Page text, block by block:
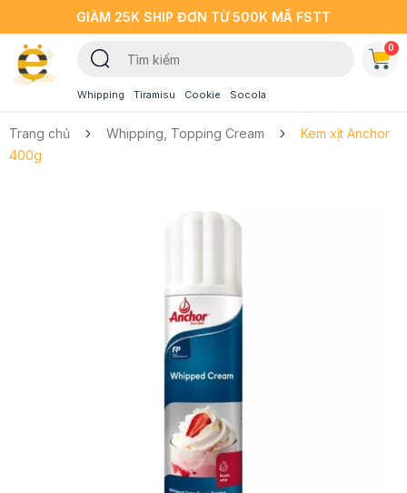
GIẢM 25K SHIP ĐƠN TỪ 500K MÃ FSTT
Whipping Tiramisu Cookie Socola
0
Trang chủ Whipping, Topping Cream
Kem xịt Anchor
400g